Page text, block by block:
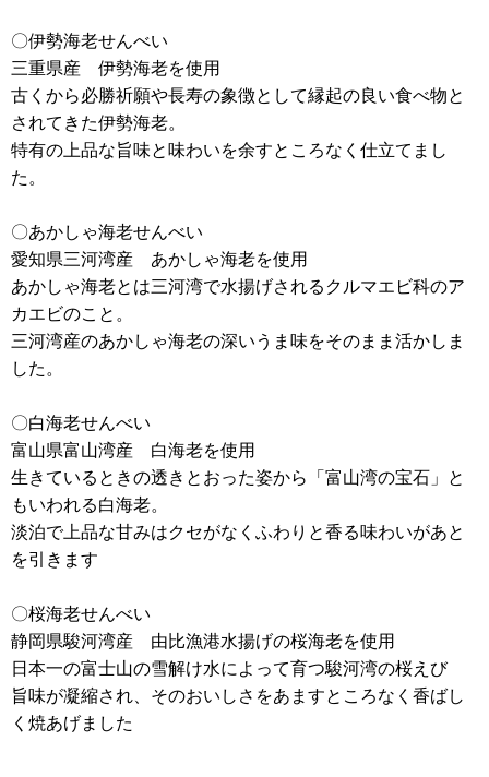
〇伊勢海老せんべい
三重県産 伊勢海老を使用
古くから必勝祈願や長寿の象徴として縁起の良い食べ物と
されてきた伊勢海老。
特有の上品な旨味と味わいを余すところなく仕立てまし
た。
〇あかしゃ海老せんべい
愛知県三河湾産 あかしゃ海老を使用
あかしゃ海老とは三河湾で水揚げされるクルマエビ科のア
カエビのこと。
三河湾産のあかしゃ海老の深いうま味をそのまま活かしま
した。
〇白海老せんべい
富山県富山湾産 白海老を使用
生きているときの透きとおった姿から「富山湾の宝石」と
もいわれる白海老。
淡泊で上品な甘みはクセがなくふわりと香る味わいがあと
を引きます
〇桜海老せんべい
静岡県駿河湾産 由比漁港水揚げの桜海老を使用
日本一の富士山の雪解け水によって育つ駿河湾の桜えび
旨味が凝縮され、そのおいしさをあますところなく香ばし
く焼あげました